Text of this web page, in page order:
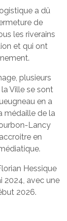
a dû
de
les riverains
et qui ont
plusieurs
Ville se sont
en a
médaille de la
Lancy
en
Hessique
2024, avec une
2026.